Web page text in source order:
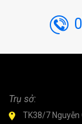
Trụ sở:
TK38/7 Nguyễn